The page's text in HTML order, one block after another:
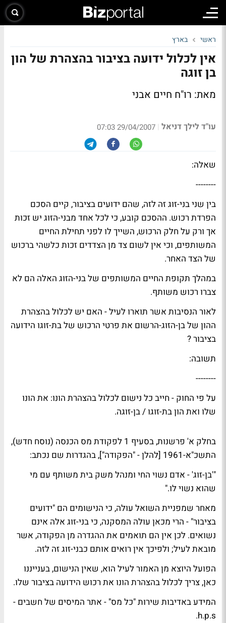
ראשי בארץ
אין לכלול ידועה בציבור בהצהרת של הון
בן זוגה
מאת: רו"ח חיים אבני
עו"ד לילך דניאל |
29/04/2007 07:03
שאלה:
--------
בין שני בני-זוג זה לזה, שהם ידועים בציבור, קיים הסכם
הפרדת רכוש. ההסכם קובע, כי לכל אחד מבני-הזוג יש זכות
אך ורק על חלק הרכוש, השייך לו לפני תחילת החיים
המשותפים, וכי אין לשום צד מן הצדדים זכות כלשהי ברכוש
של הצד האחר.
במהלך תקופת החיים המשותפים של בני-הזוג האלה הם לא
צברו רכוש משותף.
לאור הנסיבות אשר תוארו לעיל - האם יש לכלול בהצהרת
ההון של בן-הזוג-הרשום את פרטי הרכוש של בת-זוגו הידועה
בציבור ?
תשובה:
--------
על פי החוק - חייב כל נישום לכלול בהצהרת הונו: את הונו
שלו ואת הון בת-זוגו / בן-זוגה.
בחלק א' פרשנות, בסעיף 1 לפקודת מס הכנסה (נוסח חדש),
התשכ"א-1961 [להלן - "הפקודה"], בהגדרות שם נכתב:
"'בן-זוג' - אדם נשוי החי ומנהל משק בית משותף עם מי
שהוא נשוי לו."
מאחר שמפניית השואל עולה, כי הנישומים הם "ידועים
בציבור" - הרי מכאן עולה המסקנה, כי בני-זוג אלה אינם
נשואים. לכן אין הם תואמים את ההגדרה מן הפקודה, אשר
מובאת לעיל; ולפיכך אין רואים אותם כבני-זוג זה לזה.
הפועל היוצא מן האמור לעיל הוא, שאין הנישום, בענייננו
כאן, צריך לכלול בהצהרת הונו את רכוש הידועה בציבור שלו.
המידע באדיבות שירות "כל מס" - אתר המיסים של חשבים -
h.p.s.